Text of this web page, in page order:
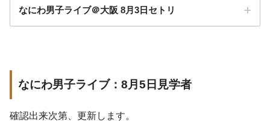
なにわ男子ライブ＠大阪 8月3日セトリ
なにわ男子ライブ：8月5日見学者
確認出来次第、更新します。